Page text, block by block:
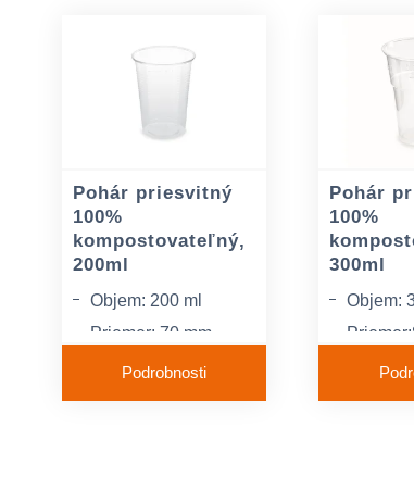
Pohár priesvitný
100%
kompostovateľný,
200ml
Objem: 200 ml
Priemer: 70 mm
Materiál: bio plast
Podrobnosti
Pohár
100%
300ml
Objem: